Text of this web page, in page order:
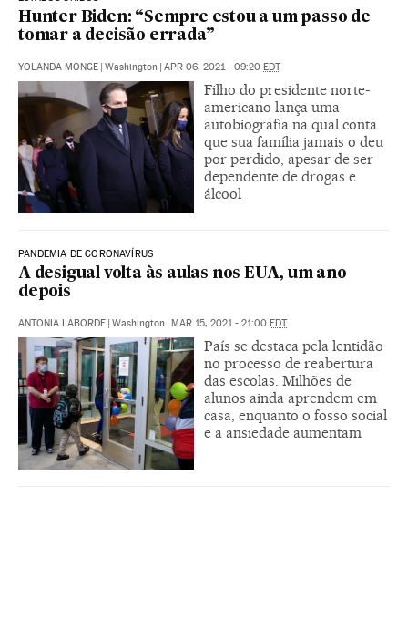
Hunter Biden: “Sempre estou a um passo de
tomar a decisão errada”
YOLANDA MONGE | Washington | APR 06, 2021 - 09:20 EDT
Filho do presidente norte-
americano lança uma
autobiografia na qual conta
que sua família jamais o deu
por perdido, apesar de ser
dependente de drogas e
álcool
PANDEMIA DE CORONAVÍRUS
A desigual volta às aulas nos EUA, um ano
depois
ANTONIA LABORDE | Washington | MAR 15, 2021 - 21:00 EDT
País se destaca pela lentidão
no processo de reabertura
das escolas. Milhões de
alunos ainda aprendem em
casa, enquanto o fosso social
e a ansiedade aumentam